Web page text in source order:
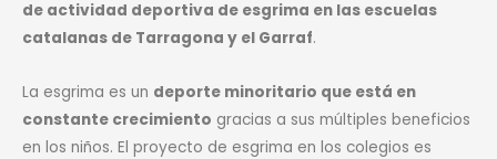
de actividad deportiva de esgrima en las escuelas
catalanas de Tarragona y el Garraf.
La esgrima es un deporte minoritario que está en
constante crecimiento gracias a sus múltiples beneficios
en los niños. El proyecto de esgrima en los colegios es